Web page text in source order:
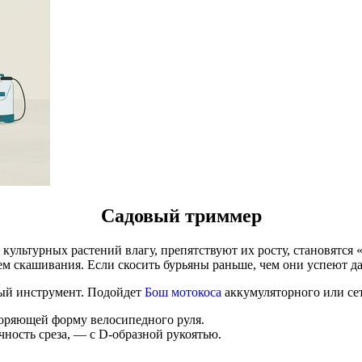
Садовый триммер
растений влагу, препятствуют их росту,
Если скосить бурьяны раньше, чем они успеют
инструмент. Подойдет Бош мотокоса аккумуляторного или
форму велосипедного руля.
среза, — с D-образной рукоятью.